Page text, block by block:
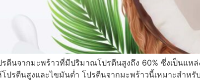
ตีนจากมะพร้าวที่มีปริมาณโปรตีนสูงถึง 60% ซึ่งเป็นแ
โปรตีนสูงและไขมันต่ำ โปรตีนจากมะพร้าวนี้เหมาะสำห